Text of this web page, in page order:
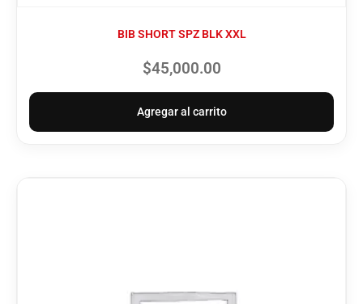
BIB SHORT SPZ BLK XXL
$45,000.00
Agregar al carrito